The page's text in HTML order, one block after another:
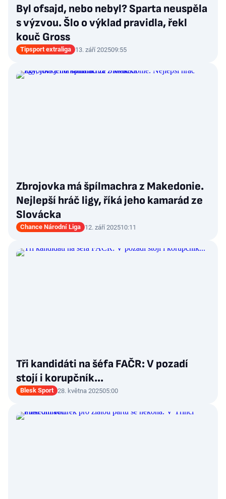
Byl ofsajd, nebo nebyl? Sparta neuspěla
s výzvou. Šlo o výklad pravidla, řekl
kouč Gross
Tipsport extraliga 13. září 202509:55
Zbrojovka má špílmachra z Makedonie.
Nejlepší hráč ligy, říká jeho kamarád ze
Slovácka
Chance Národní Liga 12. září 202510:11
Tři kandidáti na šéfa FAČR: V pozadí
stojí i korupčník...
Blesk Sport 28. května 202505:00